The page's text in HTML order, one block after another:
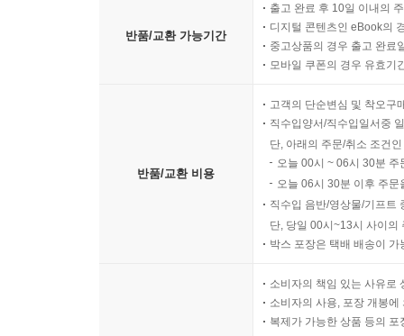
반품/교환 가능기간
출고 완료 후 10일 이내의
디지털 콘텐츠인 eBook의
중고상품의 경우 출고 완료
모바일 쿠폰의 경우 유효기
반품/교환 비용
고객의 단순변심 및 착오구
직수입양서/직수입일서중
단, 아래의 주문/취소 조건
오늘 00시 ~ 06시 30분
오늘 06시 30분 이후 주
직수입 음반/영상물/기프트
단, 당일 00시~13시 사이의
박스 포장은 택배 배송이
소비자의 책임 있는 사유로
소비자의 사용, 포장 개봉
복제가 가능한 상품 등의